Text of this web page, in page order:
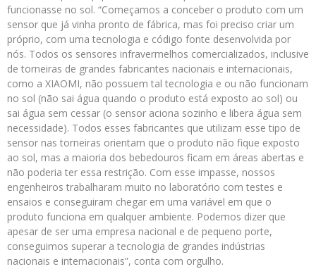
funcionasse no sol. “Começamos a conceber o produto com um
sensor que já vinha pronto de fábrica, mas foi preciso criar um
próprio, com uma tecnologia e código fonte desenvolvida por
nós. Todos os sensores infravermelhos comercializados, inclusive
de torneiras de grandes fabricantes nacionais e internacionais,
como a XIAOMI, não possuem tal tecnologia e ou não funcionam
no sol (não sai água quando o produto está exposto ao sol) ou
sai água sem cessar (o sensor aciona sozinho e libera água sem
necessidade). Todos esses fabricantes que utilizam esse tipo de
sensor nas torneiras orientam que o produto não fique exposto
ao sol, mas a maioria dos bebedouros ficam em áreas abertas e
não poderia ter essa restrição. Com esse impasse, nossos
engenheiros trabalharam muito no laboratório com testes e
ensaios e conseguiram chegar em uma variável em que o
produto funciona em qualquer ambiente. Podemos dizer que
apesar de ser uma empresa nacional e de pequeno porte,
conseguimos superar a tecnologia de grandes indústrias
nacionais e internacionais”, conta com orgulho.